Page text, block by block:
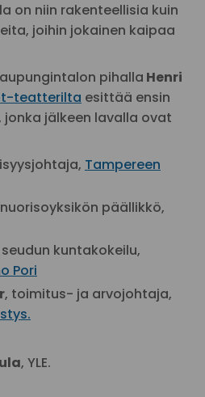
on niin rakenteellisia kuin
joihin jokainen kaipaa
pihalla Henri
teatterilta esittää ensin
jälkeen lavalla ovat
Tampereen
päällikkö,
seudun kuntakokeilu,
Pori
, toimitus- ja arvojohtaja,
, YLE.